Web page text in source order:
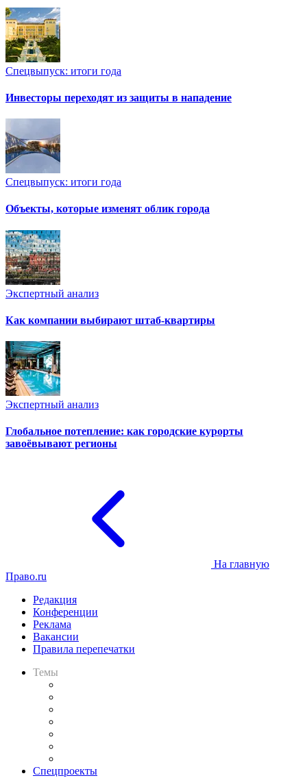
Спецвыпуск: итоги года
Инвесторы переходят из защиты в нападение
Спецвыпуск: итоги года
Объекты, которые изменят облик города
Экспертный анализ
Как компании выбирают штаб-квартиры
Экспертный анализ
Глобальное потепление: как городские курорты
завоёвывают регионы
На главную
Право.ru
Редакция
Конференции
Реклама
Вакансии
Правила перепечатки
Темы
Спецпроекты